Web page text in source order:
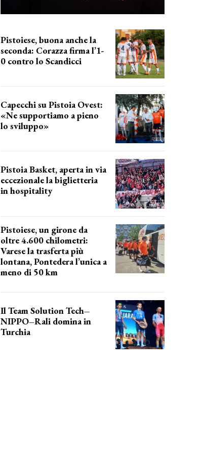
Pistoiese, buona anche la
seconda: Corazza firma l’1-
0 contro lo Scandicci
Capecchi su Pistoia Ovest:
«Ne supportiamo a pieno
lo sviluppo»
Pistoia Basket, aperta in via
eccezionale la biglietteria
in hospitality
Pistoiese, un girone da
oltre 4.600 chilometri:
Varese la trasferta più
lontana, Pontedera l’unica a
meno di 50 km
Il Team Solution Tech–
NIPPO–Rali domina in
Turchia